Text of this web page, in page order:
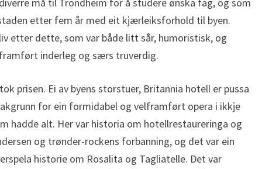
etter fem år med eit kjærleiksforhold til byen.
etter dette, som var både litt sår, humoristisk, og
inderleg og særs truverdig.
prisen. Ei av byens storstuer, Britannia hotell er pussa
for ein formidabel og velframført opera i ikkje
hadde alt. Her var historia om hotellrestaureringa og
og trønder-rockens forbanning, og det var ein
historie om Rosalita og Tagliatelle. Det var